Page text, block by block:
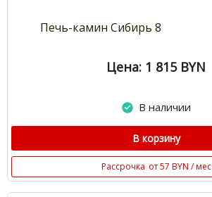
Печь-камин Сибирь 8
Цена: 1 815 BYN
В наличии
В корзину
Рассрочка от 57 BYN / мес